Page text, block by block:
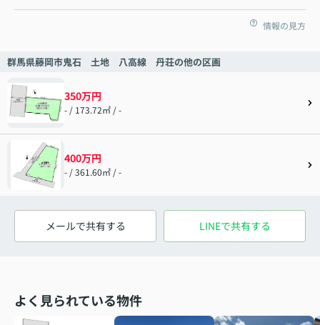
情報の見方
群馬県藤岡市鬼石 土地 八高線 丹荘の他の区画
350万円
- / 173.72㎡ / -
400万円
- / 361.60㎡ / -
メールで共有する LINEで共有する
よく見られている物件